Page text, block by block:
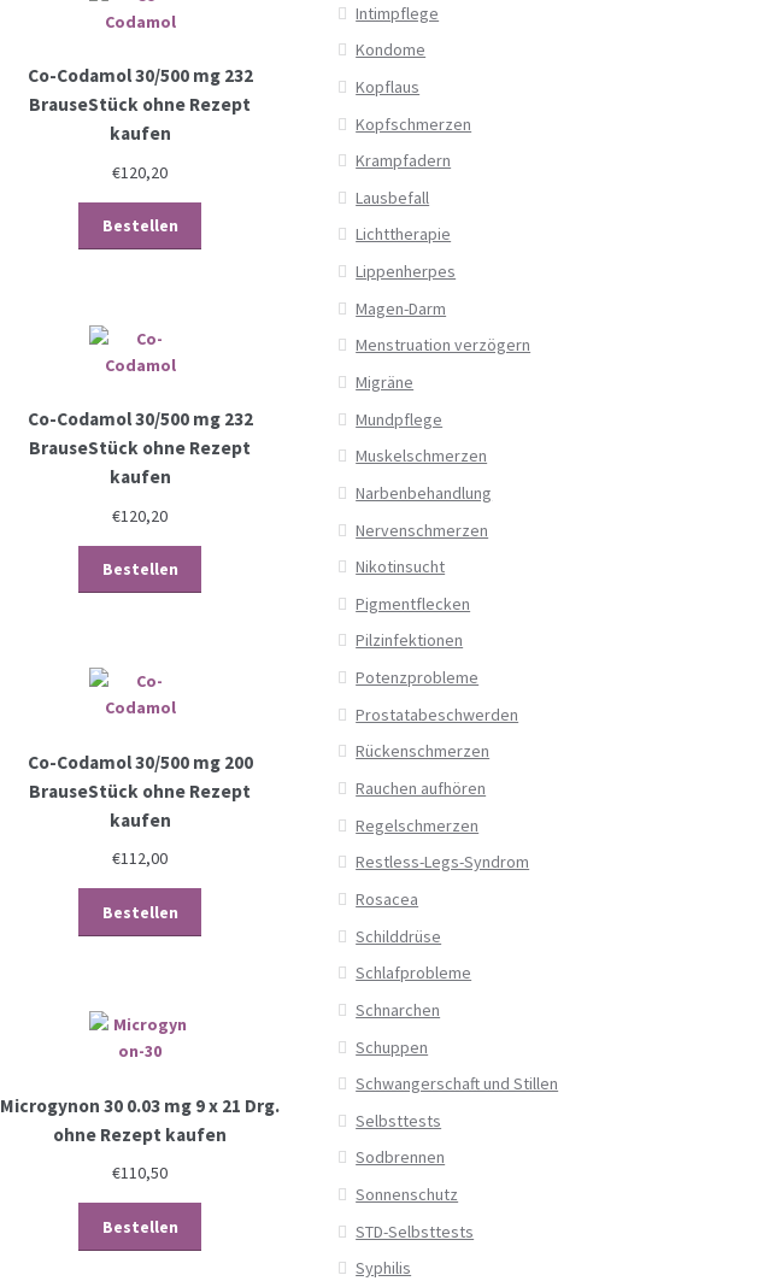
Co-Codamol 30/500 mg 232
BrauseStück ohne Rezept
kaufen
€120,20
Bestellen
Co-Codamol 30/500 mg 232
BrauseStück ohne Rezept
kaufen
€120,20
Bestellen
Co-Codamol 30/500 mg 200
BrauseStück ohne Rezept
kaufen
€112,00
Bestellen
Microgynon 30 0.03 mg 9 x 21 Drg.
ohne Rezept kaufen
€110,50
Bestellen
Intimpflege
Kondome
Kopflaus
Kopfschmerzen
Krampfadern
Lausbefall
Lichttherapie
Lippenherpes
Magen-Darm
Menstruation verzögern
Migräne
Mundpflege
Muskelschmerzen
Narbenbehandlung
Nervenschmerzen
Nikotinsucht
Pigmentflecken
Pilzinfektionen
Potenzprobleme
Prostatabeschwerden
Rückenschmerzen
Rauchen aufhören
Regelschmerzen
Restless-Legs-Syndrom
Rosacea
Schilddrüse
Schlafprobleme
Schnarchen
Schuppen
Schwangerschaft und Stillen
Selbsttests
Sodbrennen
Sonnenschutz
STD-Selbsttests
Syphilis